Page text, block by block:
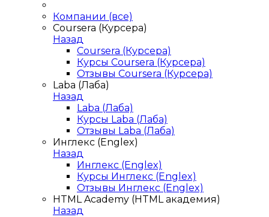
Компании (все)
Coursera (Курсера)
Назад
Coursera (Курсера)
Курсы Coursera (Курсера)
Отзывы Coursera (Курсера)
Laba (Лаба)
Назад
Laba (Лаба)
Курсы Laba (Лаба)
Отзывы Laba (Лаба)
Инглекс (Englex)
Назад
Инглекс (Englex)
Курсы Инглекс (Englex)
Отзывы Инглекс (Englex)
HTML Academy (HTML академия)
Назад